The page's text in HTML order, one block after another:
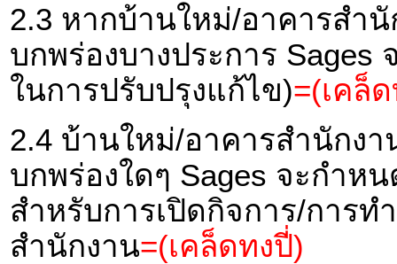
2.3 หากบ้านใหม่/อาคารสำ
บกพร่องบางประการ
ในการปรับปรุงแก้ไข)=(เคล็
2.4 บ้านใหม่/อาคารสำนักง
บกพร่องใดๆ Sages จะกำห
สำหรับการเปิดกิจการ/การ
สำนักงาน=(เคล็ดทงปี่)